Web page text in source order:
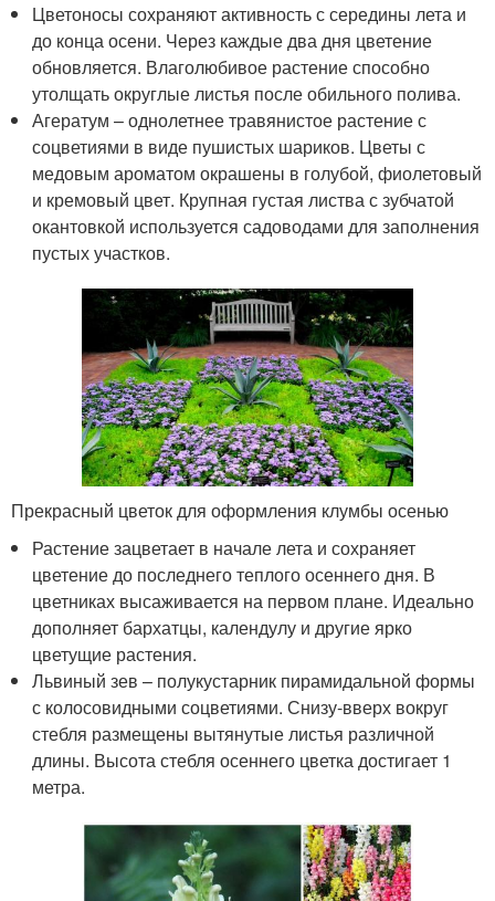
Цветоносы сохраняют активность с середины лета и
до конца осени. Через каждые два дня цветение
обновляется. Влаголюбивое растение способно
утолщать округлые листья после обильного полива.
Агератум – однолетнее травянистое растение с
соцветиями в виде пушистых шариков. Цветы с
медовым ароматом окрашены в голубой, фиолетовый
и кремовый цвет. Крупная густая листва с зубчатой
окантовкой используется садоводами для заполнения
пустых участков.
Прекрасный цветок для оформления клумбы осенью
Растение зацветает в начале лета и сохраняет
цветение до последнего теплого осеннего дня. В
цветниках высаживается на первом плане. Идеально
дополняет бархатцы, календулу и другие ярко
цветущие растения.
Львиный зев – полукустарник пирамидальной формы
с колосовидными соцветиями. Снизу-вверх вокруг
стебля размещены вытянутые листья различной
длины. Высота стебля осеннего цветка достигает 1
метра.